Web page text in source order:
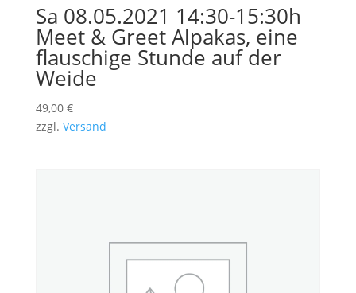
Sa 08.05.2021 14:30-15:30h
Meet & Greet Alpakas, eine
flauschige Stunde auf der
Weide
49,00 €
zzgl. Versand